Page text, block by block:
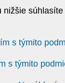
nižšie
s týmito
s týmito